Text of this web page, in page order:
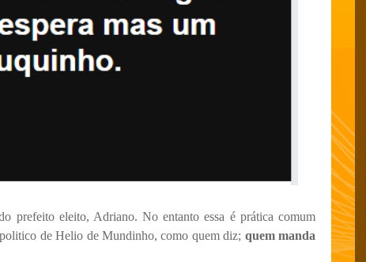
prefeito eleito, Adriano. No entanto essa é prática comum
de Helio de Mundinho, como quem diz; quem manda